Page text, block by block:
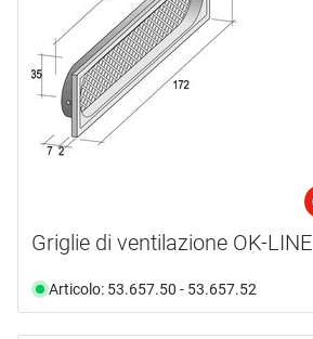
Griglie di ventilazione OK-LINE
Articolo: 53.657.50 - 53.657.52